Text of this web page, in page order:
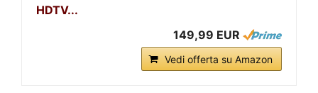
HDTV...
149,99 EUR
Vedi offerta su Amazon